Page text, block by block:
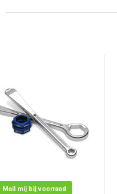
Mail mij bij voorraad